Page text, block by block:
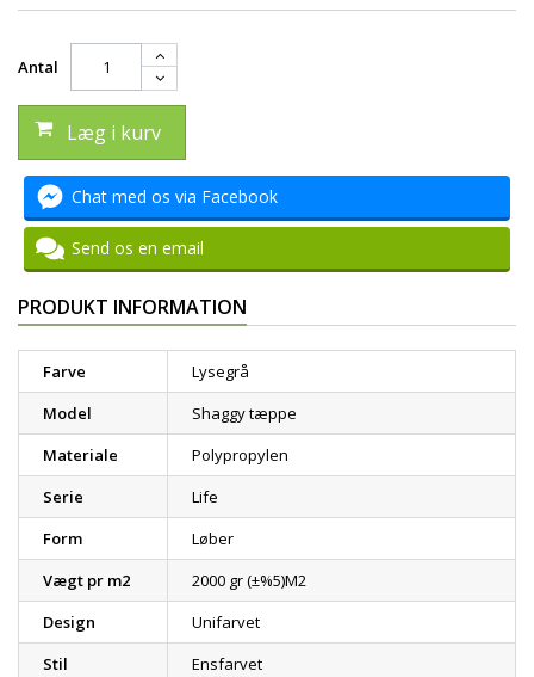
Antal
Læg i kurv
Chat med os via Facebook
Send os en email
PRODUKT INFORMATION
Farve
Lysegrå
Model
Shaggy tæppe
Materiale
Polypropylen
Serie
Life
Form
Løber
Vægt pr m2
2000 gr (±%5)M2
Design
Unifarvet
Stil
Ensfarvet